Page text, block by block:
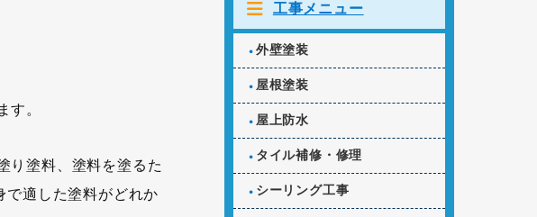
す。
り塗料、塗料を塗るた
で適した塗料がどれか
工事メニュー
外壁塗装
屋根塗装
屋上防水
タイル補修・修理
シーリング工事